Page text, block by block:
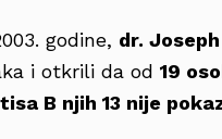
godine, dr.
i otkrili da od 19
B njih 13 nije